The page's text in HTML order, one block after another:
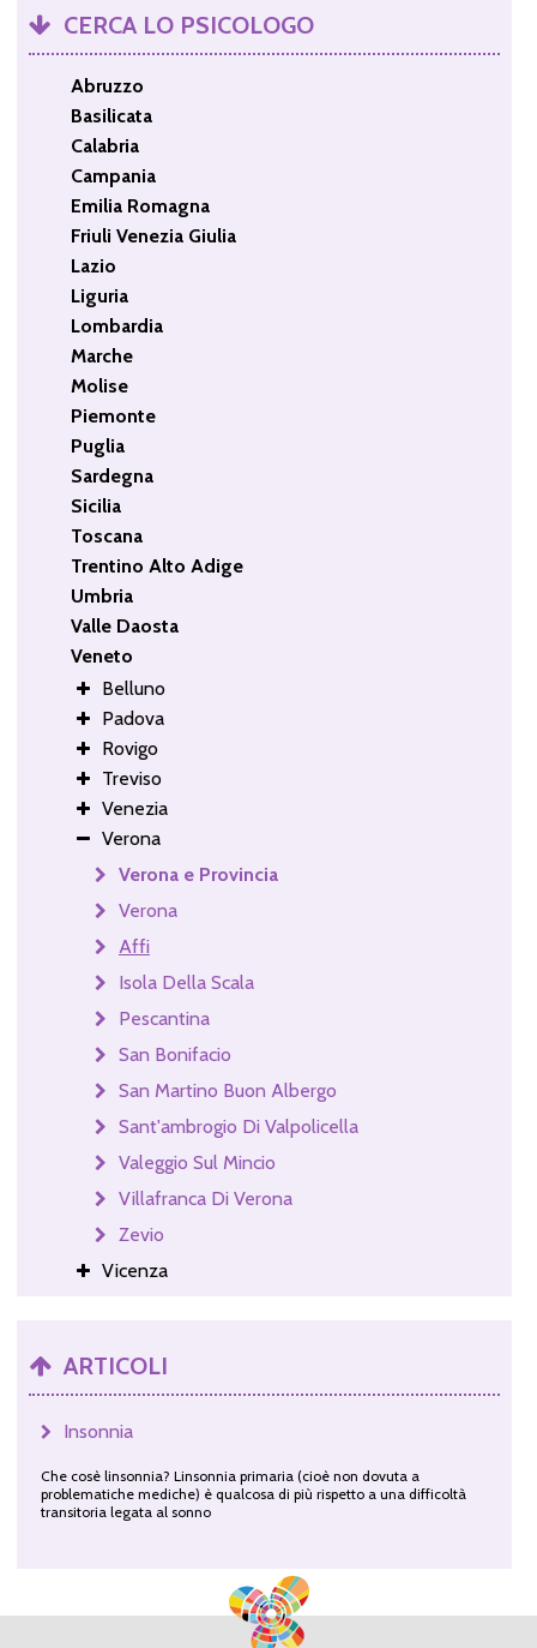
CERCA LO PSICOLOGO
Abruzzo
Basilicata
Calabria
Campania
Emilia Romagna
Friuli Venezia Giulia
Lazio
Liguria
Lombardia
Marche
Molise
Piemonte
Puglia
Sardegna
Sicilia
Toscana
Trentino Alto Adige
Umbria
Valle Daosta
Veneto
Belluno
Padova
Rovigo
Treviso
Venezia
Verona
Verona e Provincia
Verona
Affi
Isola Della Scala
Pescantina
San Bonifacio
San Martino Buon Albergo
Sant'ambrogio Di Valpolicella
Valeggio Sul Mincio
Villafranca Di Verona
Zevio
Vicenza
ARTICOLI
Insonnia
Che cosè linsonnia? Linsonnia primaria (cioè non dovuta a
problematiche mediche) è qualcosa di più rispetto a una difficoltà
transitoria legata al sonno